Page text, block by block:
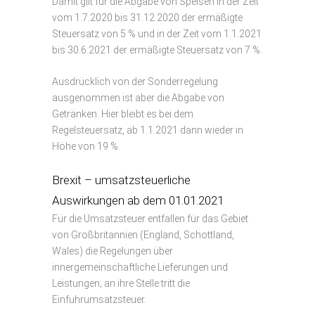
vom 1.7.2020 bis 31.12.2020 der ermäßigte
Steuersatz von 5 % und in der Zeit vom 1.1.2021
bis 30.6.2021 der ermäßigte Steuersatz von 7 %.
Ausdrücklich von der Sonderregelung
ausgenommen ist aber die Abgabe von
Getränken. Hier bleibt es bei dem
Regelsteuersatz, ab 1.1.2021 dann wieder in
Höhe von 19 %.
Brexit – umsatzsteuerliche
Auswirkungen ab dem 01.01.2021
Für die Umsatzsteuer entfallen für das Gebiet
von Großbritannien (England, Schottland,
Wales) die Regelungen über
innergemeinschaftliche Lieferungen und
Leistungen; an ihre Stelle tritt die
Einfuhrumsatzsteuer.